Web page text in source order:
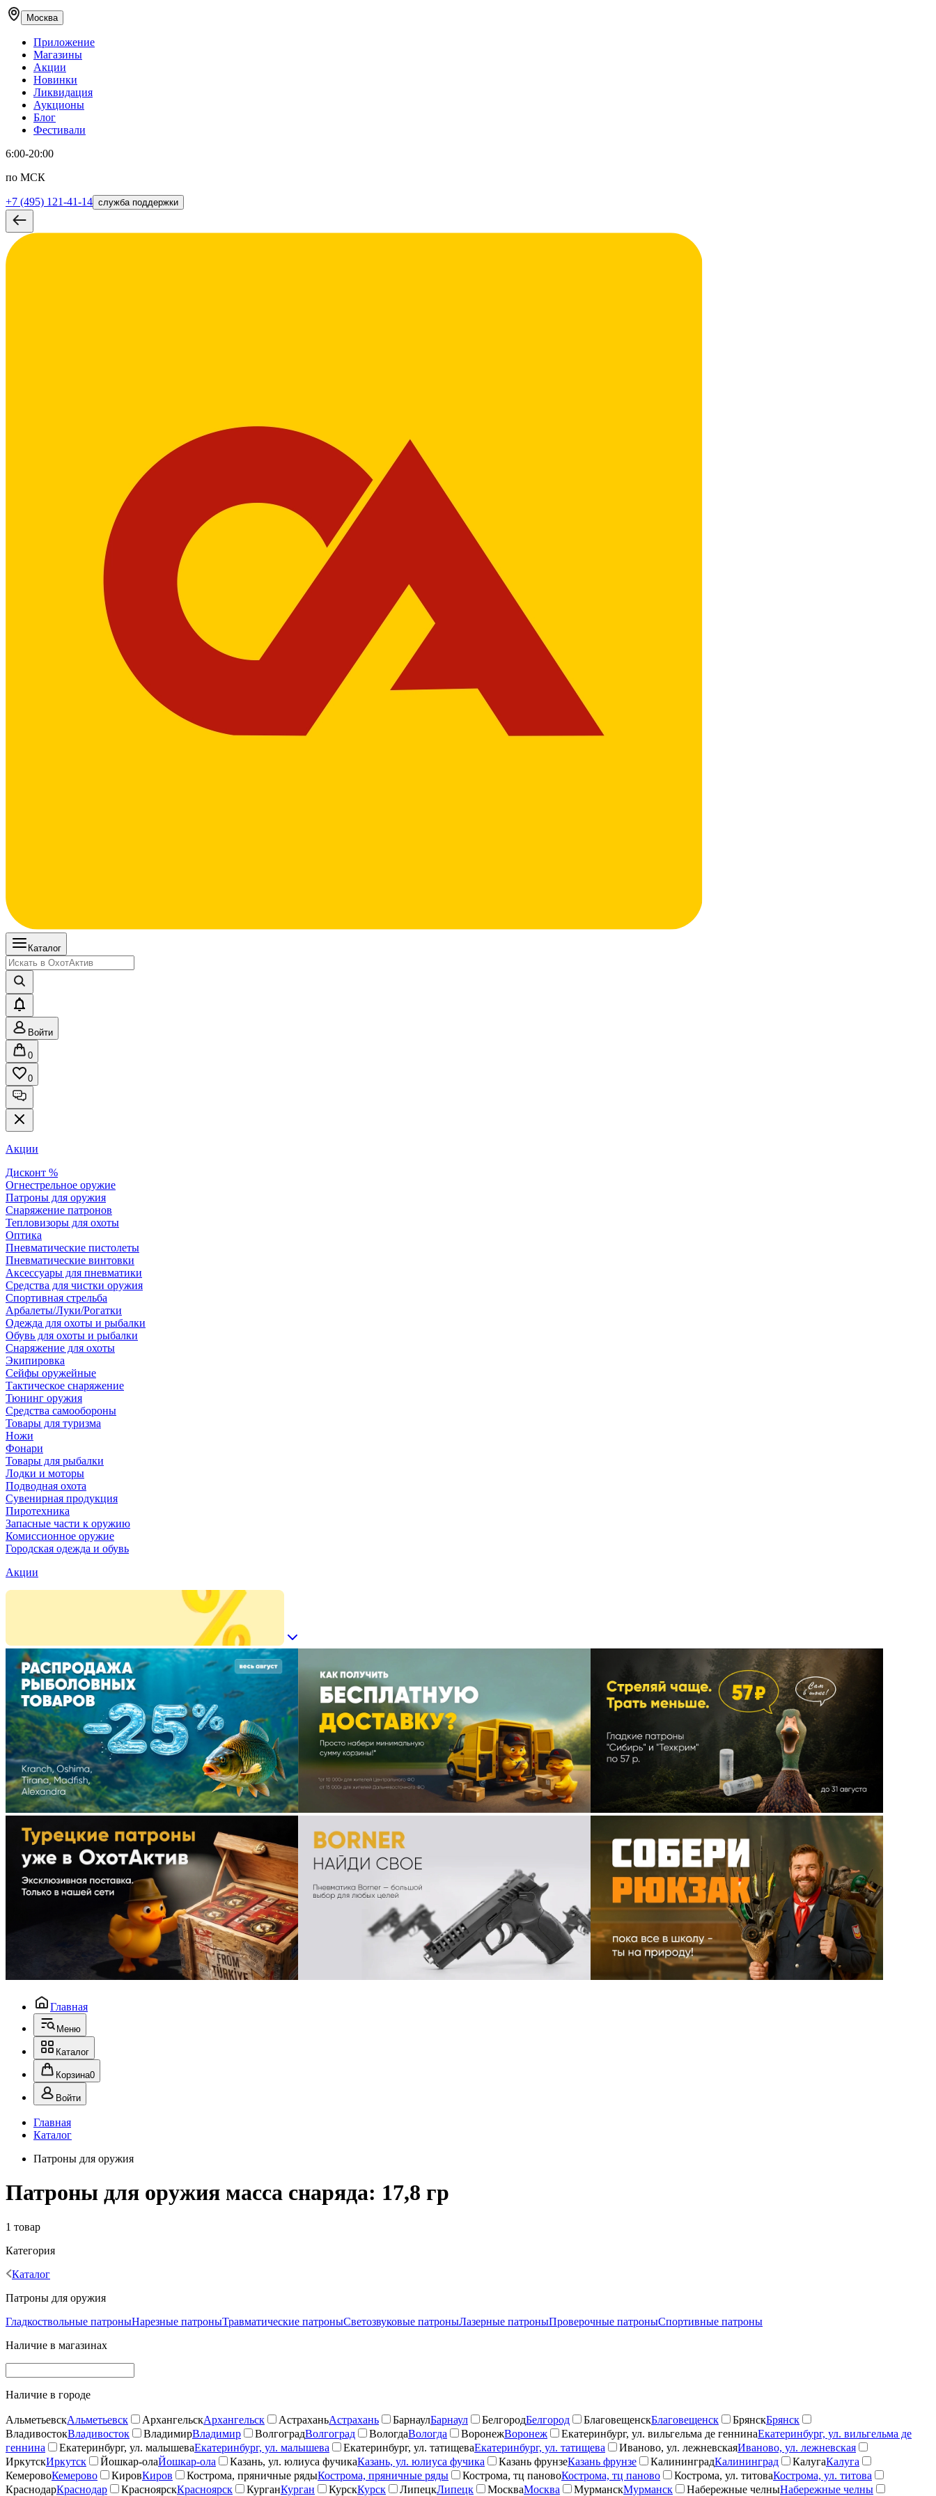
Москва
Приложение
Магазины
Акции
Новинки
Ликвидация
Аукционы
Блог
Фестивали
6:00-20:00
по МСК
+7 (495) 121-41-14 служба поддержки
Каталог
Войти
0
0
Акции
Дисконт %
Огнестрельное оружие
Патроны для оружия
Снаряжение патронов
Тепловизоры для охоты
Оптика
Пневматические пистолеты
Пневматические винтовки
Аксессуары для пневматики
Средства для чистки оружия
Спортивная стрельба
Арбалеты/Луки/Рогатки
Одежда для охоты и рыбалки
Обувь для охоты и рыбалки
Снаряжение для охоты
Экипировка
Сейфы оружейные
Тактическое снаряжение
Тюнинг оружия
Средства самообороны
Товары для туризма
Ножи
Фонари
Товары для рыбалки
Лодки и моторы
Подводная охота
Сувенирная продукция
Пиротехника
Запасные части к оружию
Комиссионное оружие
Городская одежда и обувь
Акции
Главная
Меню
Каталог
Корзина0
Войти
Главная
Каталог
Патроны для оружия
Патроны для оружия масса снаряда: 17,8 гр
1 товар
Категория
Каталог
Патроны для оружия
Гладкоствольные патроныНарезные патроныТравматические патроныСветозвуковые патроныЛазерные патроныПроверочные патроныСпортивные патроны
Наличие в магазинах
Наличие в городе
АльметьевскАльметьевск АрхангельскАрхангельск АстраханьАстрахань БарнаулБарнаул БелгородБелгород БлаговещенскБлаговещенск БрянскБрянск
ВладивостокВладивосток ВладимирВладимир ВолгоградВолгоград ВологдаВологда ВоронежВоронеж Екатеринбург, ул. вильгельма де геннинаЕкатеринбург, ул. вильгельма де
геннина
Екатеринбург, ул. малышеваЕкатеринбург, ул. малышева Екатеринбург, ул. татищеваЕкатеринбург, ул. татищева Иваново, ул. лежневскаяИваново, ул. лежневская
ИркутскИркутск Йошкар-олаЙошкар-ола Казань, ул. юлиуса фучикаКазань, ул. юлиуса фучика Казань фрунзеКазань фрунзе КалининградКалининград КалугаКалуга
КемеровоКемерово КировКиров Кострома, пряничные рядыКострома, пряничные ряды Кострома, тц пановоКострома, тц паново Кострома, ул. титоваКострома, ул. титова
КраснодарКраснодар КрасноярскКрасноярск КурганКурган КурскКурск ЛипецкЛипецк МоскваМосква МурманскМурманск Набережные челныНабережные челны